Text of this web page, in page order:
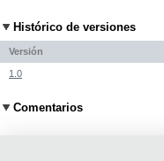
Histórico de versiones
Versión
1.0
Comentarios